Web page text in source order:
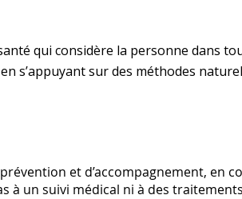
qui considère la personne dans
s’appuyant sur des méthodes
et d’accompagnement, en
à un suivi médical ni à des